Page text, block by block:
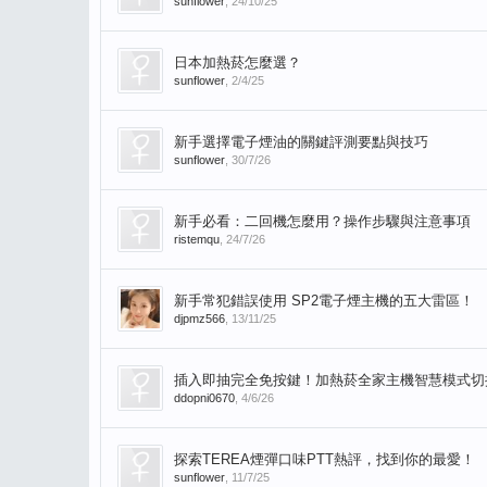
日本加熱菸怎麼選？
sunflower 2/4/25
新手選擇電子煙油的關鍵評測要點與技巧
sunflower 30/7/26
新手必看：二回機怎麼用？操作步驟與注意事項
ristemqu 24/7/26
新手常犯錯誤使用 SP2電子煙主機的五大雷區！
djpmz566 13/11/25
插入即抽完全免按鍵！加熱菸全家主機智慧模式
ddopni0670 4/6/26
探索TEREA煙彈口味PTT熱評，找到你的最愛！
sunflower 11/7/25